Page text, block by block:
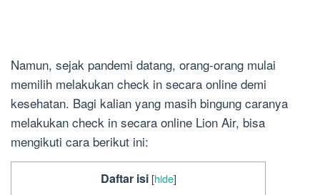
Namun, sejak pandemi datang, orang-orang mulai
memilih melakukan check in secara online demi
kesehatan. Bagi kalian yang masih bingung caranya
melakukan check in secara online Lion Air, bisa
mengikuti cara berikut ini:
Daftar isi [hide]